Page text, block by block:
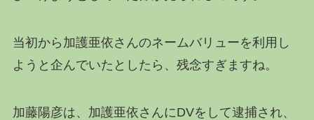
当初から加護亜依さんのネームバリューを利用し
ようと企んでいたとしたら、残念すぎますね。
加藤陽彦は、加護亜依さんにDVをして逮捕され、